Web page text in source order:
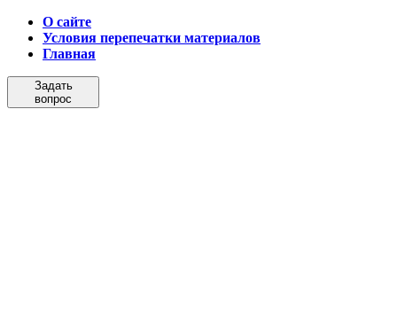
О сайте
Условия перепечатки материалов
Главная
Задать
вопрос